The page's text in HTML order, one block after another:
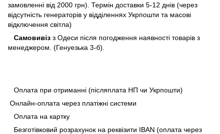
замовленні від 2000 грн). Термін доставки 5-12 днів (через
відсутність генераторів у відділеннях Укрпошти та масові
відключення світла)
Самовивіз з Одеси після погодження наявності товарів з
менеджером. (Генуезька 3-б).
Оплата при отриманні (післяплата НП чи Укрпошти)
Онлайн-оплата через платіжні системи
Оплата на картку
Безготівковий розрахунок на реквізити IBAN (оплата через